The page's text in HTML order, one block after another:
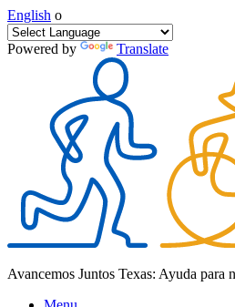
English o
Powered by Translate
Avancemos Juntos Texas: Ayuda para